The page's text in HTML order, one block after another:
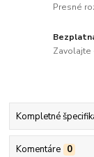
Presné
Zavolajte
Kompletné
Komentáre 0